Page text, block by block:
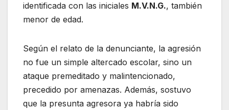
identificada con las iniciales M.V.N.G., también
menor de edad.
Según el relato de la denunciante, la agresión
no fue un simple altercado escolar, sino un
ataque premeditado y malintencionado,
precedido por amenazas. Además, sostuvo
que la presunta agresora ya habría sido